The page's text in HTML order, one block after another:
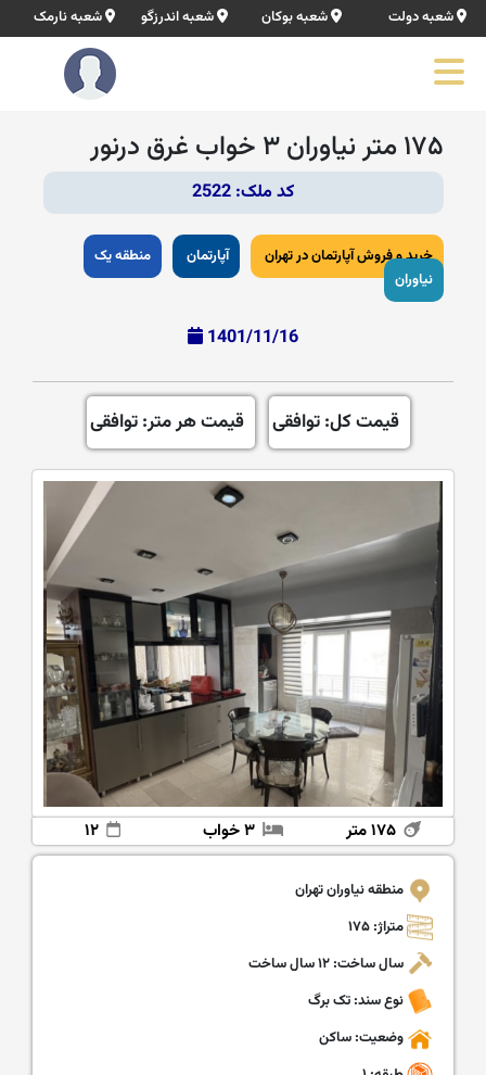
شعبه دولت شعبه بوکان شعبه اندرزگو شعبه نارمک
۱۷۵ متر نیاوران ۳ خواب غرق در‌نور
کد ملک: 2522
خرید و فروش آپارتمان در تهران آپارتمان
منطقه یک
نیاوران
1401/11/16
قیمت کل: توافقی قیمت هر متر: توافقی
۱۷۵ متر ۳ خواب ۱۲
منطقه نیاوران تهران
متراژ: ۱۷۵
سال ساخت: ۱۲ سال ساخت
نوع سند: تک برگ
وضعیت: ساکن